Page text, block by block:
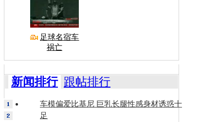
足球名宿车
祸亡
新闻排行 跟帖排行
车模偏爱比基尼 巨乳长腿性感身材诱惑十
足